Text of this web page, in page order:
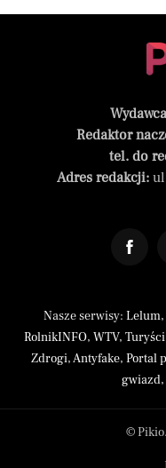
Redaktor
tel. do
Adres redakcji:
Nasze serwisy: Lelum,
RolnikINFO, WTV, Turyści
Zdrogi,Antyfake, Portal
gwiazd,
©